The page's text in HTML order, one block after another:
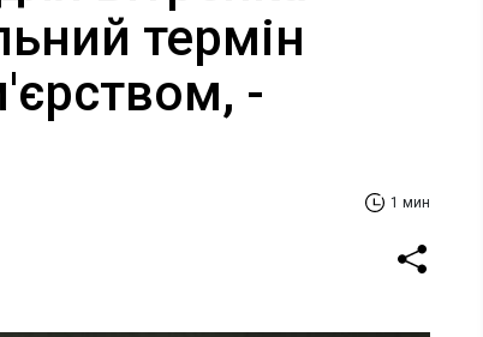
термін
-
1 мин